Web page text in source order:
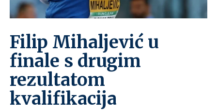
Filip Mihaljević u
finale s drugim
rezultatom
kvalifikacija